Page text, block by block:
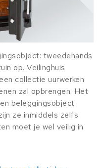
tweedehands
op. Veilinghuis
collectie uurwerken
zal opbrengen. Het
beleggingsobject
ze inmiddels zelfs
moet je wel veilig in